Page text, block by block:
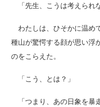
「先生、こうは考えられ
わたしは、ひそかに温め
種山が驚愕する顔が思い浮
のをこらえた。
「こう、とは？」
「つまり、あの日象を暴